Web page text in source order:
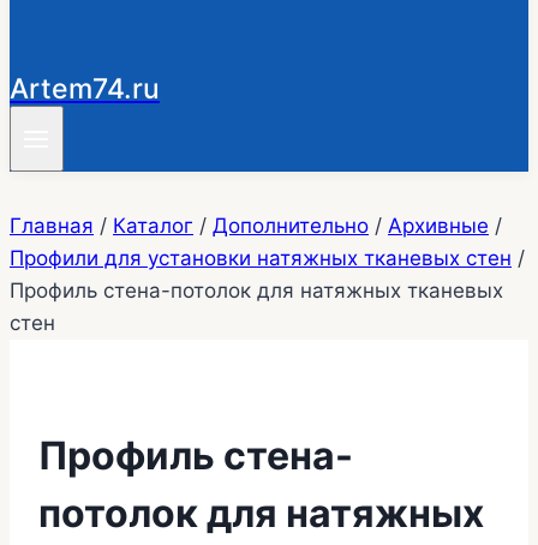
Artem74.ru
Главная / Каталог / Дополнительно / Архивные /
Профили для установки натяжных тканевых стен /
Профиль стена-потолок для натяжных тканевых
стен
Профиль стена-
потолок для натяжных